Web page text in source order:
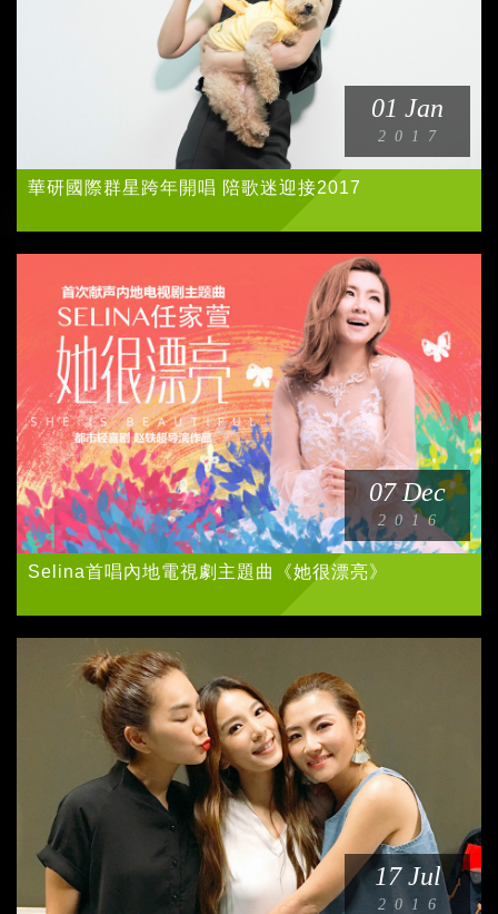
godpod
其他
華研公告
01 Jan
2017
華研國際群星跨年開唱 陪歌迷迎接2017
07 Dec
2016
Selina首唱內地電視劇主題曲《她很漂亮》
17 Jul
2016